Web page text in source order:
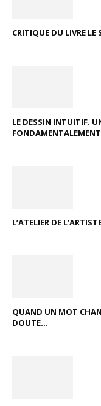
CRITIQUE DU LIVRE LE
LE DESSIN INTUITIF.
L’ATELIER DE
QUAND UN MOT
DOUTE...